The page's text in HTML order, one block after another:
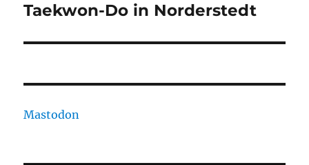
Beitrag:
Taekwon-Do in Norderstedt
Mastodon